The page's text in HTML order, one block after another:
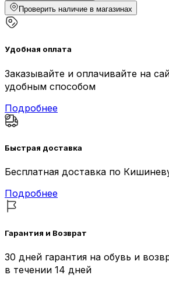
Проверить наличие в магазинах
Удобная оплата
Заказывайте и оплачивайте на
удобным способом
Подробнее
Быстрая доставка
Бесплатная доставка по
Подробнее
Гарантия и Возврат
30 дней гарантия на обувь и
в течении 14 дней